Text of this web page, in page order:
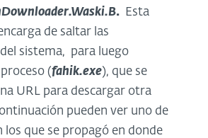
.
Esta
de saltar las
sistema, para luego
(fahik.exe), que se
URL para descargar otra
pueden ver uno de
los que se propagó en donde